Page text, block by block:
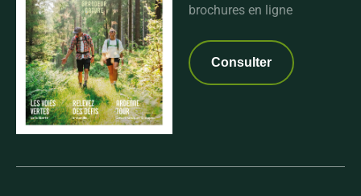
brochures en ligne
Consulter